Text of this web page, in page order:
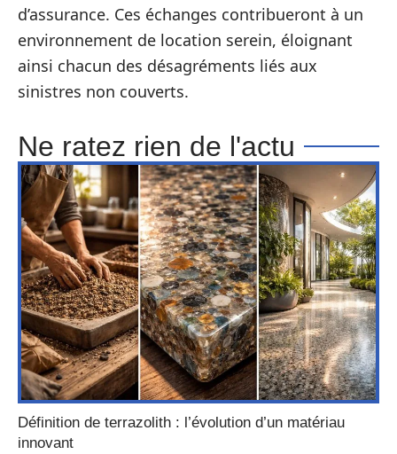
d’assurance. Ces échanges contribueront à un
environnement de location serein, éloignant
ainsi chacun des désagréments liés aux
sinistres non couverts.
Ne ratez rien de l'actu
Définition de terrazolith : l’évolution d’un matériau
innovant